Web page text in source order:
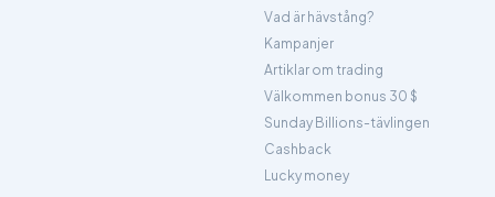
Vad är hävstång?
Kampanjer
Artiklar om trading
Välkommen bonus 30 $
Sunday Billions-tävlingen
Cashback
Lucky money